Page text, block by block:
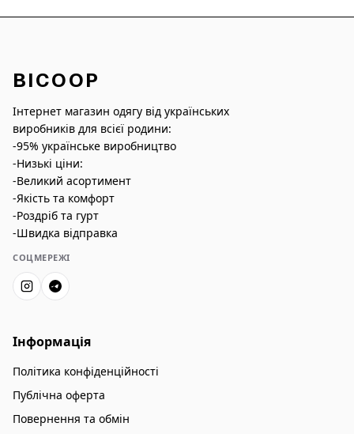
BICOOP
Інтернет магазин одягу від українських
виробників для всієї родини:
-95% українське виробництво
-Низькі ціни:
-Великий асортимент
-Якість та комфорт
-Роздріб та гурт
-Швидка відправка
СОЦМЕРЕЖІ
Інформація
Політика конфіденційності
Публічна оферта
Повернення та обмін